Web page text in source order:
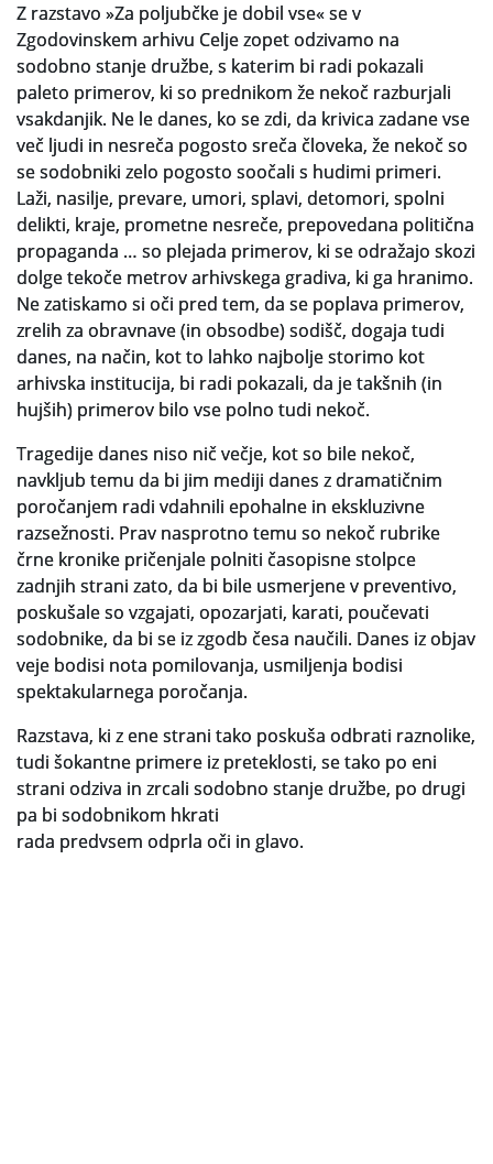
Z razstavo »Za poljubčke je dobil vse« se v
Zgodovinskem arhivu Celje zopet odzivamo na
sodobno stanje družbe, s katerim bi radi pokazali
paleto primerov, ki so prednikom že nekoč razburjali
vsakdanjik. Ne le danes, ko se zdi, da krivica zadane vse
več ljudi in nesreča pogosto sreča človeka, že nekoč so
se sodobniki zelo pogosto soočali s hudimi primeri.
Laži, nasilje, prevare, umori, splavi, detomori, spolni
delikti, kraje, prometne nesreče, prepovedana politična
propaganda … so plejada primerov, ki se odražajo skozi
dolge tekoče metrov arhivskega gradiva, ki ga hranimo.
Ne zatiskamo si oči pred tem, da se poplava primerov,
zrelih za obravnave (in obsodbe) sodišč, dogaja tudi
danes, na način, kot to lahko najbolje storimo kot
arhivska institucija, bi radi pokazali, da je takšnih (in
hujših) primerov bilo vse polno tudi nekoč.
Tragedije danes niso nič večje, kot so bile nekoč,
navkljub temu da bi jim mediji danes z dramatičnim
poročanjem radi vdahnili epohalne in ekskluzivne
razsežnosti. Prav nasprotno temu so nekoč rubrike
črne kronike pričenjale polniti časopisne stolpce
zadnjih strani zato, da bi bile usmerjene v preventivo,
poskušale so vzgajati, opozarjati, karati, poučevati
sodobnike, da bi se iz zgodb česa naučili. Danes iz objav
veje bodisi nota pomilovanja, usmiljenja bodisi
spektakularnega poročanja.
Razstava, ki z ene strani tako poskuša odbrati raznolike,
tudi šokantne primere iz preteklosti, se tako po eni
strani odziva in zrcali sodobno stanje družbe, po drugi
pa bi sodobnikom hkrati
rada predvsem odprla oči in glavo.